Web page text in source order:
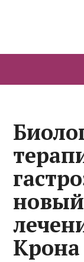
Крона